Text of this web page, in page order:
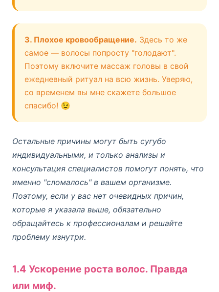
3. Плохое кровообращение. Здесь то же
самое — волосы попросту "голодают".
Поэтому включите массаж головы в свой
ежедневный ритуал на всю жизнь. Уверяю,
со временем вы мне скажете большое
спасибо! 😉
Остальные причины могут быть сугубо
индивидуальными, и только анализы и
консультация специалистов помогут понять, что
именно "сломалось" в вашем организме.
Поэтому, если у вас нет очевидных причин,
которые я указала выше, обязательно
обращайтесь к профессионалам и решайте
проблему изнутри.
1.4 Ускорение роста волос. Правда
или миф.